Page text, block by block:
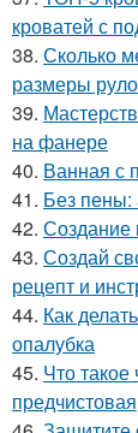
кроватей с
38. Сколько
размеры
39.
на фанере
40. Ванная с
41. Без пены:
42. Создание
43. Создай
рецепт и
44. Как
опалубка
45. Что такое